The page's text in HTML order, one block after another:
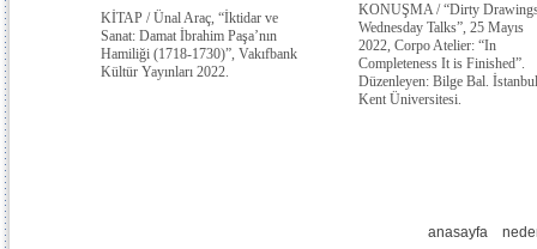
KİTAP / Ünal Araç, “İktidar ve
Sanat: Damat İbrahim Paşa’nın
Hamiliği (1718-1730)”, Vakıfbank
Kültür Yayınları 2022.
KONUŞMA / “Dirty
Wednesday Talks”, 25 Mayıs
2022, Corpo Atelier: “In
Completeness It is Finished”.
Düzenleyen: Bilge Bal. İstanbul
Kent Üniversitesi.
anasayfa